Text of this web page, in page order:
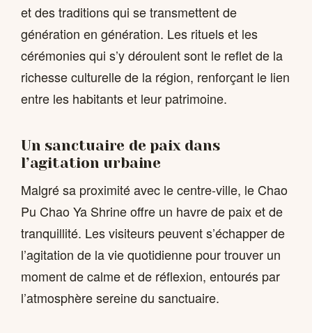
et des traditions qui se transmettent de
génération en génération. Les rituels et les
cérémonies qui s’y déroulent sont le reflet de la
richesse culturelle de la région, renforçant le lien
entre les habitants et leur patrimoine.
Un sanctuaire de paix dans
l’agitation urbaine
Malgré sa proximité avec le centre-ville, le Chao
Pu Chao Ya Shrine offre un havre de paix et de
tranquillité. Les visiteurs peuvent s’échapper de
l’agitation de la vie quotidienne pour trouver un
moment de calme et de réflexion, entourés par
l’atmosphère sereine du sanctuaire.